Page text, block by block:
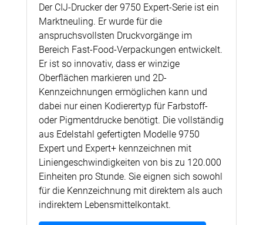
Der CIJ-Drucker der 9750 Expert-Serie ist ein
Marktneuling. Er wurde für die
anspruchsvollsten Druckvorgänge im
Bereich Fast-Food-Verpackungen entwickelt.
Er ist so innovativ, dass er winzige
Oberflächen markieren und 2D-
Kennzeichnungen ermöglichen kann und
dabei nur einen Kodierertyp für Farbstoff-
oder Pigmentdrucke benötigt. Die vollständig
aus Edelstahl gefertigten Modelle 9750
Expert und Expert+ kennzeichnen mit
Liniengeschwindigkeiten von bis zu 120.000
Einheiten pro Stunde. Sie eignen sich sowohl
für die Kennzeichnung mit direktem als auch
indirektem Lebensmittelkontakt.